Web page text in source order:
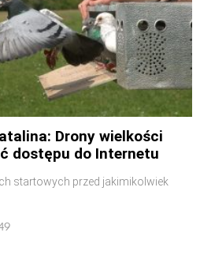
Drony wielkości
dostępu do Internetu
startowych przed jakimikolwiek